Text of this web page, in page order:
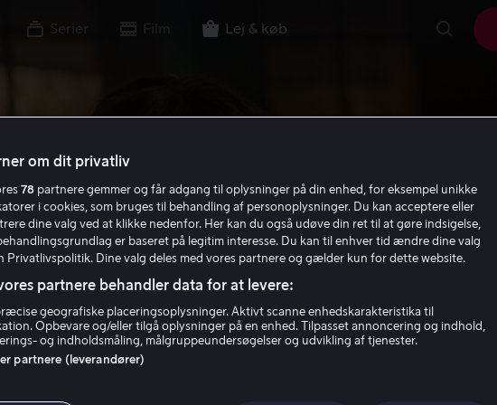
Serier Film Lej & køb
om dit privatliv
78 partnere gemmer og får adgang til oplysninger på din enhed, for eksempel unikke
i cookies, som bruges til behandling af personoplysninger. Du kan acceptere eller
dine valg ved at klikke nedenfor. Her kan du også udøve din ret til at gøre indsigelse,
er baseret på legitim interesse. Du kan til enhver tid ændre dine valg
Privatlivspolitik. Dine valg deles med vores partnere og gælder kun for dette website.
partnere behandler data for at levere:
geografiske placeringsoplysninger. Aktivt scanne enhedskarakteristika til
Opbevare og/eller tilgå oplysninger på en enhed. Tilpasset annoncering og indhold,
og indholdsmåling, målgruppeundersøgelser og udvikling af tjenester.
partnere (leverandører)